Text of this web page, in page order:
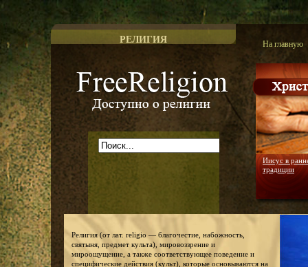
РЕЛИГИЯ На главную
Иисус в
традиции
Религия (от лат. religio — благочестие, набожность,
святыня, предмет культа), мировоззрение и
мироощущение, а также соответствующее поведение и
специфические действия (культ), которые основываются на